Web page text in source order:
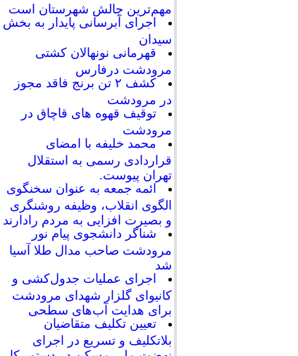
مهم‌ترین چالش شهرستان است
اجرای آبرسانی پایدار به بخش
سیدان
قهرمانی نونهالان کشتی
مرودشت درفارس
کشف ۲ تن برنج فاقد مجوز
در مرودشت
توقیف قهوه های قاچاق در
مرودشت
محمد خلیفه با امضای
قراردادی رسمی به استقلال
تهران پیوست.
ائمه جمعه به عنوان سخنگوی
الگوی انقلاب، وظیفه روشنگری
و بصیرت افزایی به مردم رادارند
شناگر دانشجوی پیام نور
مرودشت صاحب مدال طلا آسیا
شد
اجرای عملیات جدول‌کشی و
کانیوای گلزار شهدای مرودشت
برای هدایت آب‌های سطحی
تعیین تکلیف متقاضیان
بلاتکلیف و تسریع در اجرای